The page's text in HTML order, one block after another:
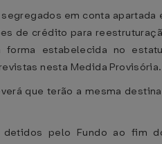
em conta apartada
de crédito para
estabelecida no
nesta Medida Provisória.
que terão a mesma
pelo Fundo ao fim